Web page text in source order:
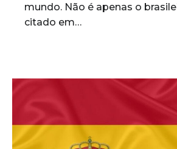
mundo. Não é apenas o
citado em…